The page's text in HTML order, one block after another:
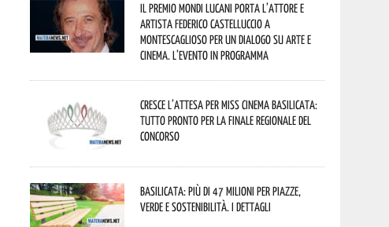
Il Premio Mondi Lucani porta l’attore e
artista Federico Castelluccio a
Montescaglioso per un dialogo su arte e
cinema. L’evento in programma
Cresce l’attesa per Miss Cinema Basilicata:
tutto pronto per la finale regionale del
concorso
Basilicata: più di 47 milioni per piazze,
verde e sostenibilità. I dettagli